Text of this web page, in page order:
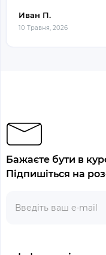
Иван П.
10 Травня, 2026
Бажаєте бути в
Підпишіться на